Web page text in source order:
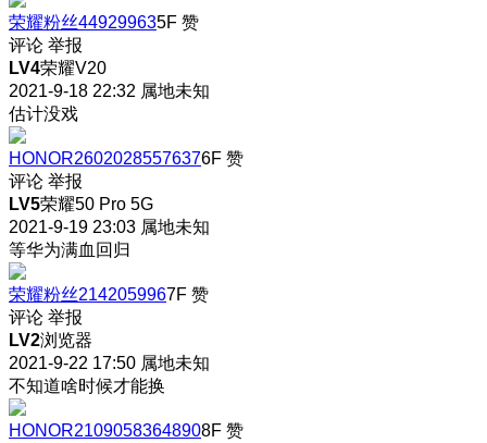
荣耀粉丝449299635F 赞
评论 举报
LV4荣耀V20
2021-9-18 22:32 属地未知
估计没戏
HONOR26020285576376F 赞
评论 举报
LV5荣耀50 Pro 5G
2021-9-19 23:03 属地未知
等华为满血回归
荣耀粉丝2142059967F 赞
评论 举报
LV2浏览器
2021-9-22 17:50 属地未知
不知道啥时候才能换
HONOR21090583648908F 赞